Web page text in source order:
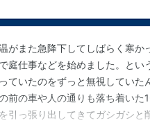
がまた急降下してしばらく寒か
庭仕事などを始めました。とい
ていたのをずっと無視してい
前の車や人の通りも落ち着い
引っ張り出してきてガシガシと